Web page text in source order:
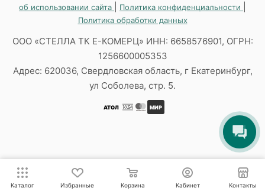
об использовании сайта
Политика конфиденциальности
Политика обработки данных
ООО «СТЕЛЛА ТК Е-КОМЕРЦ» ИНН: 6658576901, ОГРН:
1256600005353
Адрес: 620036, Свердловская область, г Екатеринбург,
ул Соболева, стр. 5.
АТОЛ МИР
Каталог Избранные Корзина Кабинет Контакты